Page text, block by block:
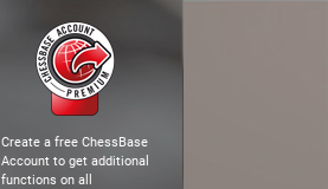
Create a free ChessBase
Account to get additional
functions on all